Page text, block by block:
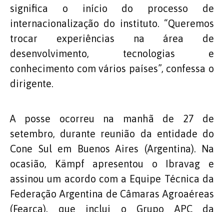
significa o início do processo de
internacionalização do instituto. “Queremos
trocar experiências na área de
desenvolvimento, tecnologias e
conhecimento com vários países”, confessa o
dirigente.
A posse ocorreu na manhã de 27 de
setembro, durante reunião da entidade do
Cone Sul em Buenos Aires (Argentina). Na
ocasião, Kämpf apresentou o Ibravag e
assinou um acordo com a Equipe Técnica da
Federação Argentina de Câmaras Agroaéreas
(Fearca), que inclui o Grupo APC da